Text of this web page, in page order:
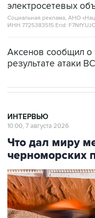
электросетевых
Социальная реклама, АНО
ИНН 7725383515 Erid:
Аксенов сообщил о
результате атаки
ИНТЕРВЬЮ
10:00, 7 августа 2026
Что дал миру
черноморских